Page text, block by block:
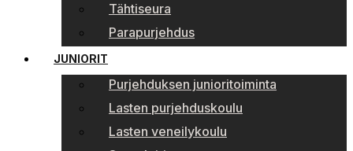
Tähtiseura
Parapurjehdus
JUNIORIT
Purjehduksen junioritoiminta
Lasten purjehduskoulu
Lasten veneilykoulu